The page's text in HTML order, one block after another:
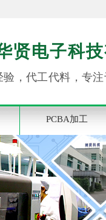
贤电子科
验，代工代料，专
PCBA加工